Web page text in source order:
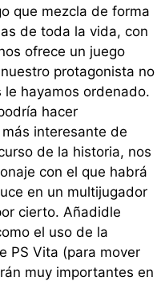
que mezcla de forma
de toda la vida, con
ofrece un juego
protagonista no
le hayamos ordenado.
hacer
interesante de
de la historia, nos
con el que habrá
en un multijugador
cierto. Añadidle
el uso de la
PS Vita (para mover
muy importantes en